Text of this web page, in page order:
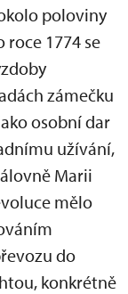
poloviny
roce 1774 se
zámečku
osobní dar
užívání,
Marii
mělo
do
konkrétně